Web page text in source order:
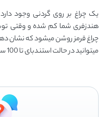
یک چراغ بر روی گردنی وجود
چراغ قرمز روشن میشود که نشان
میتوانید در حالت استندبای تا 100 ساعت بماند.